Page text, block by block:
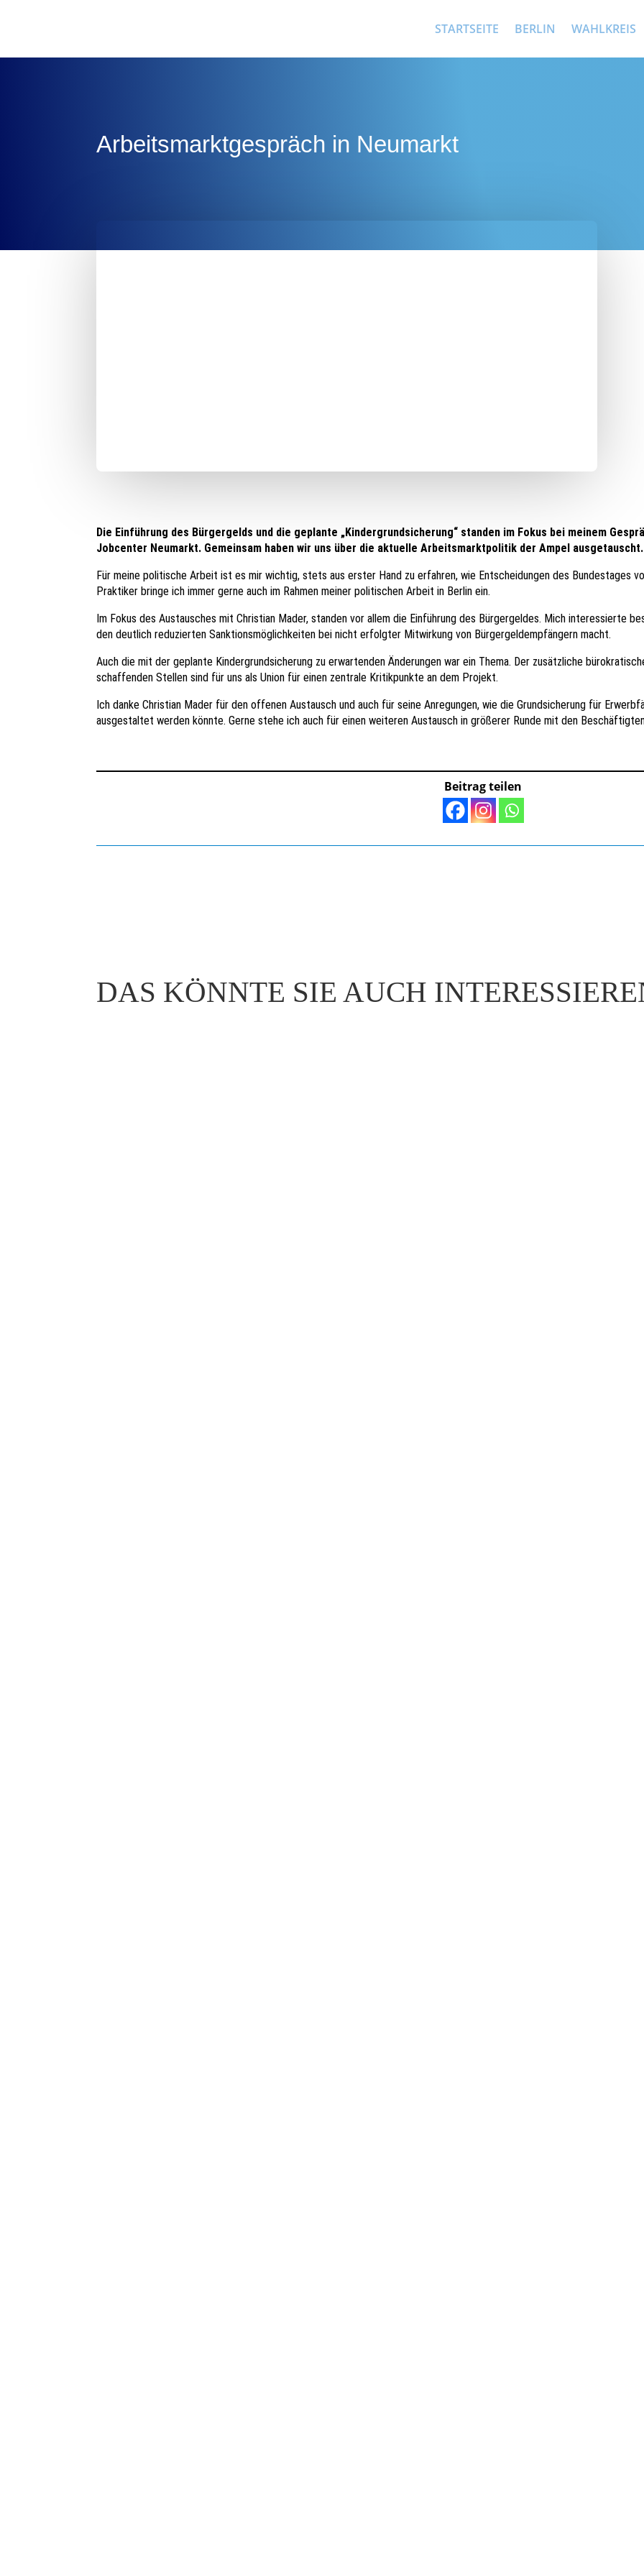
STARTSEITE BERLIN WAHLKREIS
Arbeitsmarktgespräch in Neumarkt
Die Einführung des Bürgergelds und die geplante „Kindergrundsicherung“ standen im Fokus bei meinem
Jobcenter Neumarkt. Gemeinsam haben wir uns über die aktuelle Arbeitsmarktpolitik der Ampel ausgetauscht.
Für meine politische Arbeit ist es mir wichtig, stets aus erster Hand zu erfahren, wie Entscheidungen des Bundestages
Praktiker bringe ich immer gerne auch im Rahmen meiner politischen Arbeit in Berlin ein.
Im Fokus des Austausches mit Christian Mader, standen vor allem die Einführung des Bürgergeldes. Mich interessierte
den deutlich reduzierten Sanktionsmöglichkeiten bei nicht erfolgter Mitwirkung von Bürgergeldempfängern macht.
Auch die mit der geplante Kindergrundsicherung zu erwartenden Änderungen war ein Thema. Der zusätzliche
schaffenden Stellen sind für uns als Union für einen zentrale Kritikpunkte an dem Projekt.
Ich danke Christian Mader für den offenen Austausch und auch für seine Anregungen, wie die Grundsicherung für
ausgestaltet werden könnte. Gerne stehe ich auch für einen weiteren Austausch in größerer Runde mit den
Beitrag teilen
DAS KÖNNTE SIE AUCH